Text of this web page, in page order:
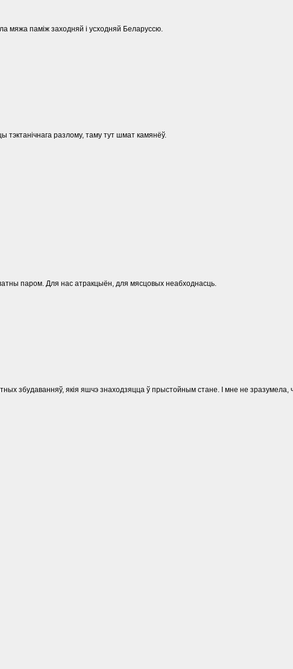
мяжа паміж заходняй і усходняй Беларуссю.
тэктанічнага разлому, таму тут шмат камянёў.
паром. Для нас атракцыён, для мясцовых неабходнасць.
збудаванняў, якія яшчэ знаходзяцца ў прыстойным стане. І мне не зразумела,